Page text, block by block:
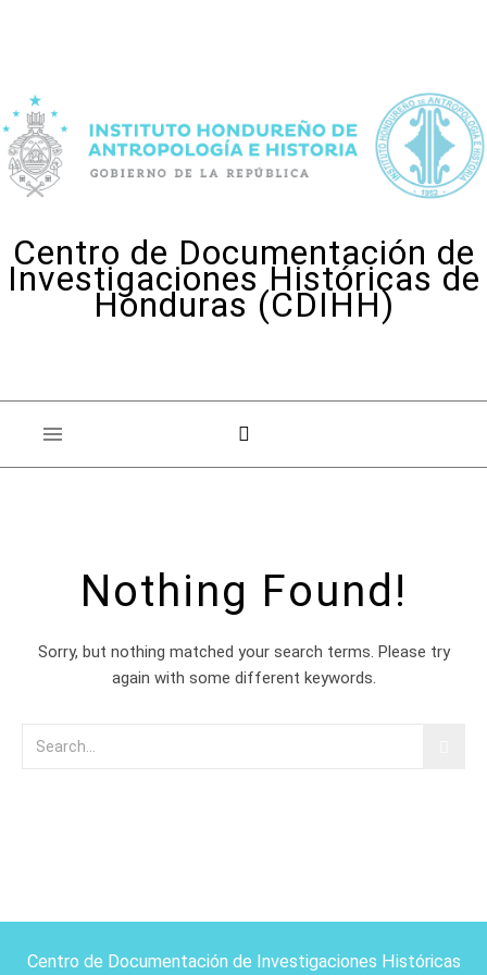
Centro de Documentación de
Investigaciones Históricas de
Honduras (CDIHH)
Nothing Found!
Sorry, but nothing matched your search terms. Please try
again with some different keywords.
Centro de Documentación de Investigaciones Históricas